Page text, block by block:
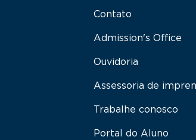
Contato
Admission's Office
Ouvidoria
Assessoria de
Trabalhe conosco
Portal do Aluno